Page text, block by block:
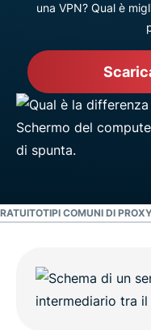
una VPN? Qual è
TIPI COMUNI DI
Cos'è una VPN?